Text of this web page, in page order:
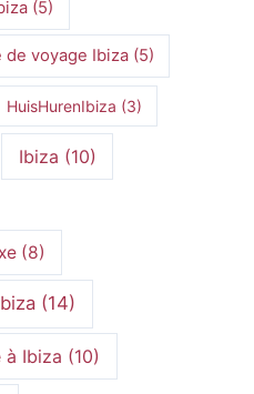
(5)
de voyage Ibiza(5)
HuisHurenIbiza (3)
Ibiza (10)
(8)
(14)
à Ibiza (10)